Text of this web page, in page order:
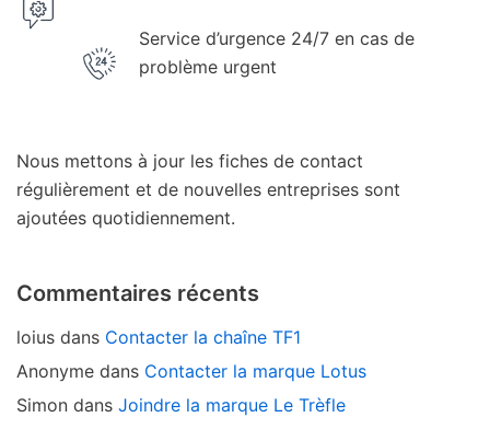
Service d’urgence 24/7 en cas de
problème urgent
Nous mettons à jour les fiches de contact
régulièrement et de nouvelles entreprises sont
ajoutées quotidiennement.
Commentaires récents
loius dans Contacter la chaîne TF1
Anonyme dans Contacter la marque Lotus
Simon dans Joindre la marque Le Trèfle